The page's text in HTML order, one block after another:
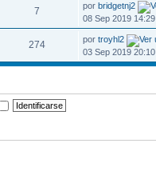
7 porbridgetnj2
08 Sep 2019 14:29
274 portroyhl2
03 Sep 2019 20:10